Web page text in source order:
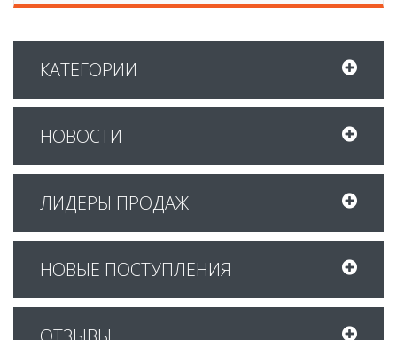
КАТЕГОРИИ
НОВОСТИ
ЛИДЕРЫ ПРОДАЖ
НОВЫЕ ПОСТУПЛЕНИЯ